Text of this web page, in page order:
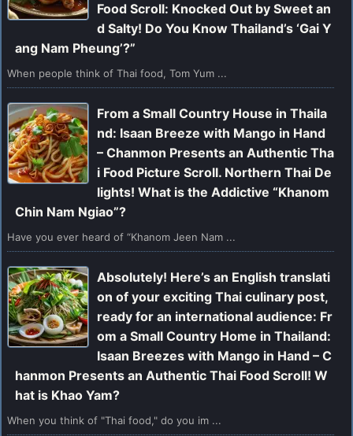
Food Scroll: Knocked Out by Sweet an
d Salty! Do You Know Thailand’s ‘Gai Y
ang Nam Pheung’?”
When people think of Thai food, Tom Yum ...
From a Small Country House in Thaila
nd: Isaan Breeze with Mango in Hand
– Chanmon Presents an Authentic Tha
i Food Picture Scroll. Northern Thai De
lights! What is the Addictive “Khanom
Chin Nam Ngiao”?
Have you ever heard of “Khanom Jeen Nam ...
Absolutely! Here’s an English translati
on of your exciting Thai culinary post,
ready for an international audience: Fr
om a Small Country Home in Thailand:
Isaan Breezes with Mango in Hand – C
hanmon Presents an Authentic Thai Food Scroll! W
hat is Khao Yam?
When you think of "Thai food," do you im ...